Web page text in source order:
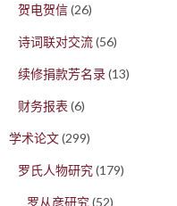
贺电贺信(26)
诗词联对交流(56)
续修捐款芳名录(13)
财务报表 (6)
学术论文(299)
罗氏人物研究(179)
罗从彦研究(52)